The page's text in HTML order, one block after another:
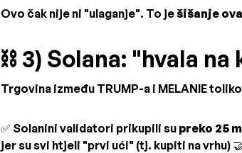
Ovo čak nije ni "ulaganje". To ješišanje
⛓️ 3) Solana: "hvala na
Trgovina između TRUMP-a i MELANIE
✅ Solanini validatori prikupili su preko 25
jer su svi htjeli "prvi ući" (tj. kupiti na vrhu)